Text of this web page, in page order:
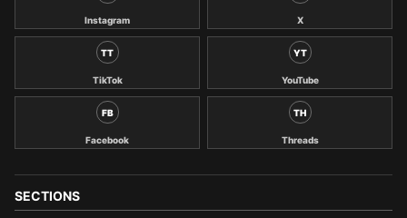
Instagram X
TT
TikTok
YT
YouTube
FB
Facebook
TH
Threads
SECTIONS